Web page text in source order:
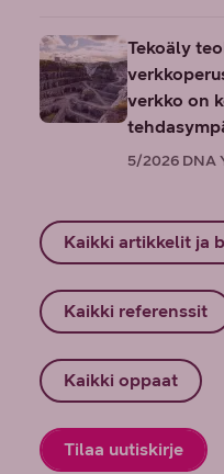
Tekoäly
verkko on
5/2026 DNA
Kaikki artikkelit ja
Kaikki referenssit
Kaikki oppaat
Tilaa uutiskirje